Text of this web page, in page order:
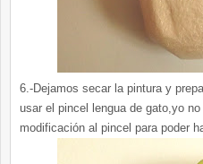
6.-Dejamos secar la pintura y
usar el pincel lengua de gato,yo
modificación al pincel para poder